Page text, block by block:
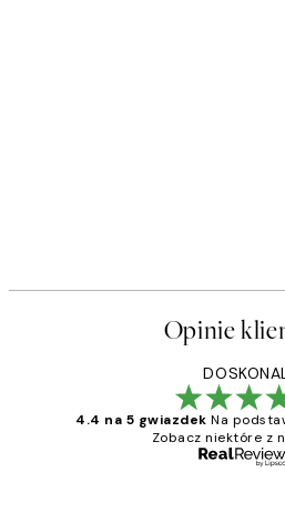
Opinie
4.4 na 5 gwiazdek Na
Zobacz niektóre z